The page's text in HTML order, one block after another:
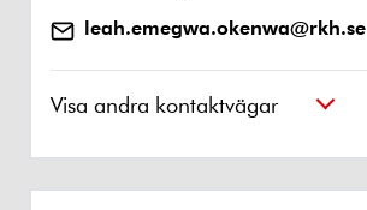
leah.emegwa.okenwa@rkh.se
Visa andra kontaktvägar